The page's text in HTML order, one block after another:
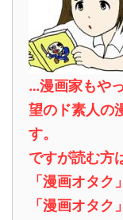
…漫画家もや
望のド素人の
す。
ですが読む方
「漫画オタク
「漫画オタ